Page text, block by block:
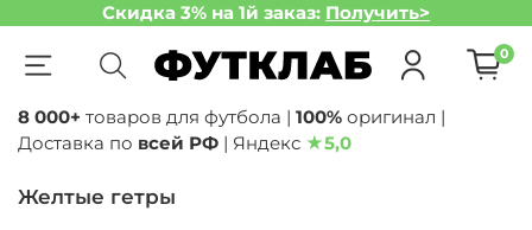
Скидка 3% на 1й заказ: Получить>
0
8 000+ товаров для футбола | 100% оригинал |
Доставка по всей РФ | Яндекс ★5,0
Желтые гетры